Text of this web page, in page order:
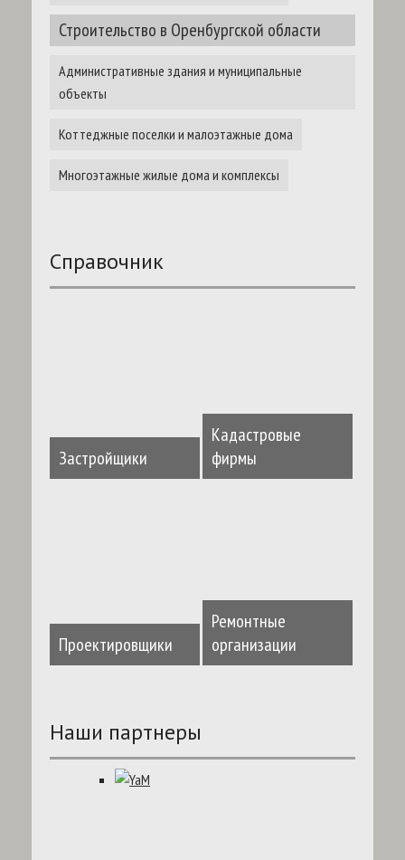
Строительство в Оренбургской области
Административные здания и муниципальные
объекты
Коттеджные поселки и малоэтажные дома
Многоэтажные жилые дома и комплексы
Справочник
Застройщики
Кадастровые
фирмы
Проектировщики
Ремонтные
организации
Наши партнеры